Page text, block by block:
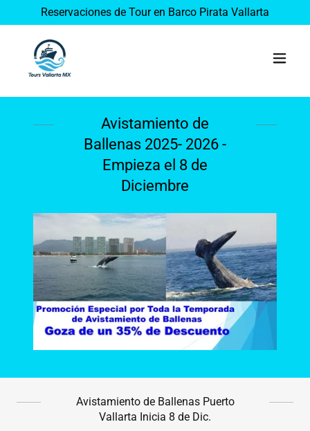
Reservaciones de Tour en Barco Pirata Vallarta
Avistamiento de
Ballenas 2025- 2026 -
Empieza el 8 de
Diciembre
Avistamiento de Ballenas Puerto
Vallarta Inicia 8 de Dic.